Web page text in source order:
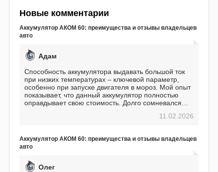
Новые комментарии
Аккумулятор АКОМ 60: преимущества и отзывы владельцев
авто
Адам
Способность аккумулятора выдавать большой ток
при низких температурах – ключевой параметр,
особенно при запуске двигателя в мороз. Мой опыт
показывает, что данный аккумулятор полностью
оправдывает свою стоимость. Долго сомневался
пожалел. Считаю, что это отличное вложение,11.02.2026
Аккумулятор АКОМ 60: преимущества и отзывы владельцев
авто
Олег